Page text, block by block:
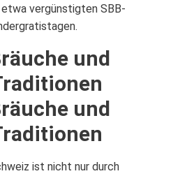
vergünstigten SBB-
und
und
ist nicht nur durch